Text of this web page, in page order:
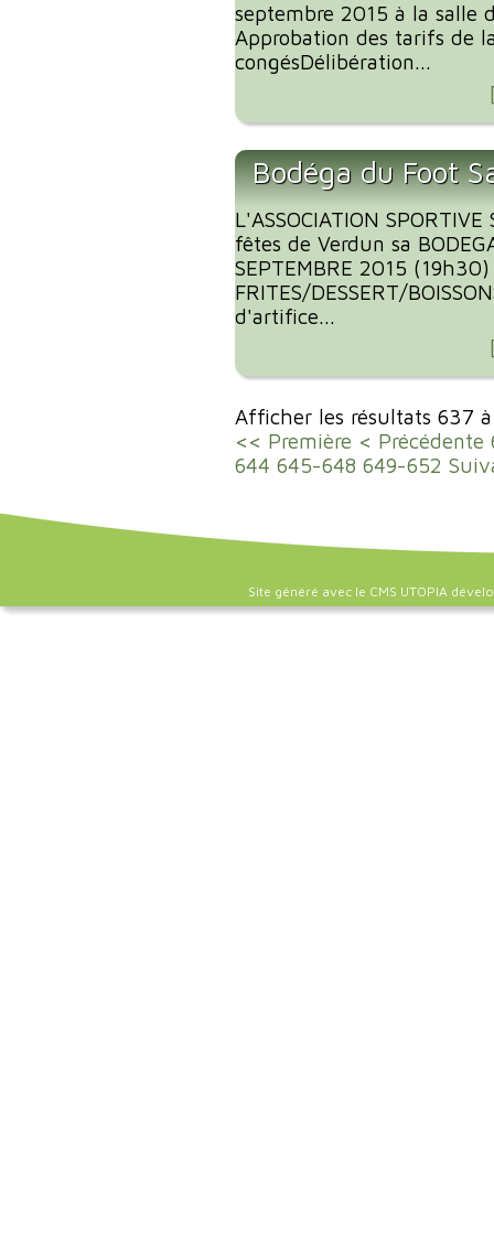
septembre 2015 à la salle
Approbation des tarifs de
congésDélibération...
Bodéga du Foot
L'ASSOCIATION
fêtes de Verdun sa
SEPTEMBRE 2015 (19h30)
FRITES/DESSERT/
d'artifice...
Afficher les résultats 637
<< Première < Précédente
644 645-648 649-652
Site généré avec le CMS UTOPIA